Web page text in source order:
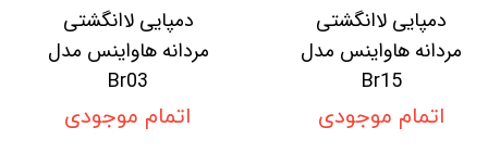
دمپایی لاانگشتی
مردانه هاواینس مدل
Br15
اتمام موجودی
دمپایی لاانگشتی
مردانه هاواینس مدل
Br03
اتمام موجودی